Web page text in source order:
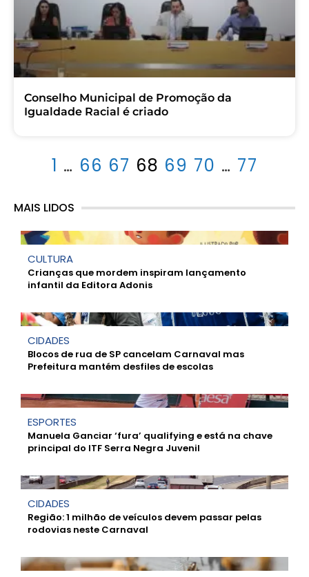
Conselho Municipal de Promoção da
Igualdade Racial é criado
1 … 66 67 68 69 70 … 77
MAIS LIDOS
CULTURA
Crianças que mordem inspiram lançamento
infantil da Editora Adonis
CIDADES
Blocos de rua de SP cancelam Carnaval mas
Prefeitura mantém desfiles de escolas
ESPORTES
Manuela Ganciar ‘fura’ qualifying e está na chave
principal do ITF Serra Negra Juvenil
CIDADES
Região: 1 milhão de veículos devem passar pelas
rodovias neste Carnaval